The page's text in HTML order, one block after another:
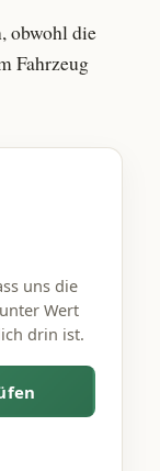
obwohl die
Fahrzeug
uns die
Wert
drin ist.